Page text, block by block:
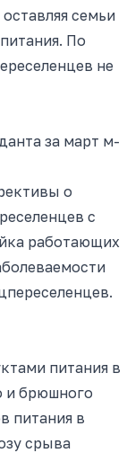
семьи
По
не
за март м-
о
с
работающих
питания в
и брюшного
питания в
срыва